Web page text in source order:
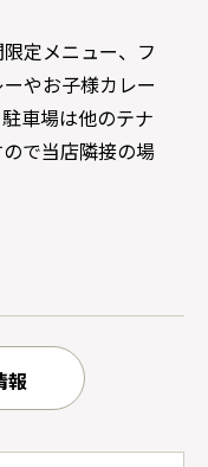
定メニュー、フ
やお子様カレー
車場は他のテナ
で当店隣接の場
報